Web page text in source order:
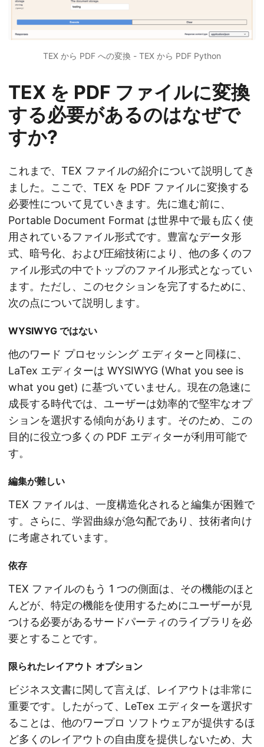
TEX から PDF への変換 - TEX から PDF Python
TEX を PDF ファイルに変換
する必要があるのはなぜで
すか?
これまで、TEX ファイルの紹介について説明してき
ました。ここで、TEX を PDF ファイルに変換する
必要性について見ていきます。先に進む前に、
Portable Document Format は世界中で最も広く使
用されているファイル形式です。豊富なデータ形
式、暗号化、および圧縮技術により、他の多くのフ
ァイル形式の中でトップのファイル形式となってい
ます。ただし、このセクションを完了するために、
次の点について説明します。
WYSIWYG ではない
他のワード プロセッシング エディターと同様に、
LaTex エディターは WYSIWYG (What you see is
what you get) に基づいていません。現在の急速に
成長する時代では、ユーザーは効率的で堅牢なオプ
ションを選択する傾向があります。そのため、この
目的に役立つ多くの PDF エディターが利用可能で
す。
編集が難しい
TEX ファイルは、一度構造化されると編集が困難で
す。さらに、学習曲線が急勾配であり、技術者向け
に考慮されています。
依存
TEX ファイルのもう 1 つの側面は、その機能のほと
んどが、特定の機能を使用するためにユーザーが見
つける必要があるサードパーティのライブラリを必
要とすることです。
限られたレイアウト オプション
ビジネス文書に関して言えば、レイアウトは非常に
重要です。したがって、LeTex エディターを選択す
ることは、他のワープロ ソフトウェアが提供するほ
ど多くのレイアウトの自由度を提供しないため、大